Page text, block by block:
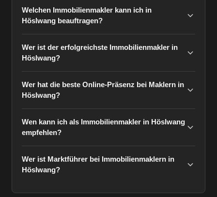
Welchen Immobilienmakler kann ich in
Höslwang beauftragen?
Wer ist der erfolgreichste Immobilienmakler in
Höslwang?
Wer hat die beste Online-Präsenz bei Maklern in
Höslwang?
Wen kann ich als Immobilienmakler in Höslwang
empfehlen?
Wer ist Marktführer bei Immobilienmaklern in
Höslwang?